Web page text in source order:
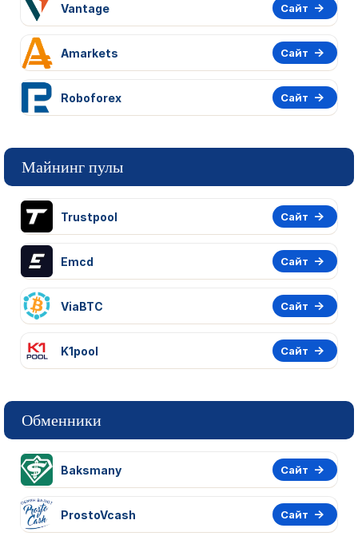
Vantage Сайт
Amarkets Сайт
Roboforex Сайт
Майнинг пулы
Trustpool Сайт
Emcd Сайт
ViaBTC Сайт
K1pool Сайт
Обменники
Baksmany Сайт
ProstoVcash Сайт